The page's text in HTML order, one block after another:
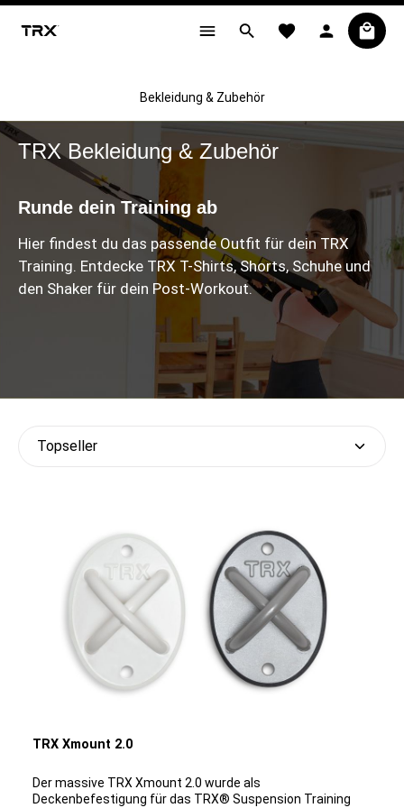
springen
Bekleidung & Zubehör
TRX Bekleidung & Zubehör
Runde dein Training ab
Hier findest du das passende Outfit für dein TRX
Training. Entdecke TRX T-Shirts, Shorts, Schuhe und
den Shaker für dein Post-Workout.
TRX Xmount 2.0
Der massive TRX Xmount 2.0 wurde als
Deckenbefestigung für das TRX® Suspension Training